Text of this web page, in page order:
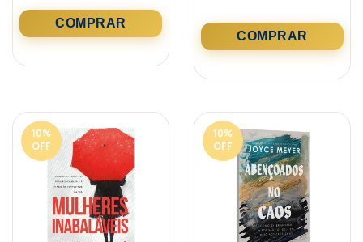
10%
OFF
10%
OFF